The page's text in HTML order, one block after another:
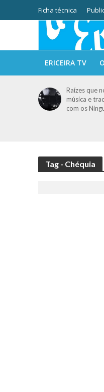
Ficha técnica
ERICEIRA TV
Raízes que
música e
com os
Tag - Chéquia